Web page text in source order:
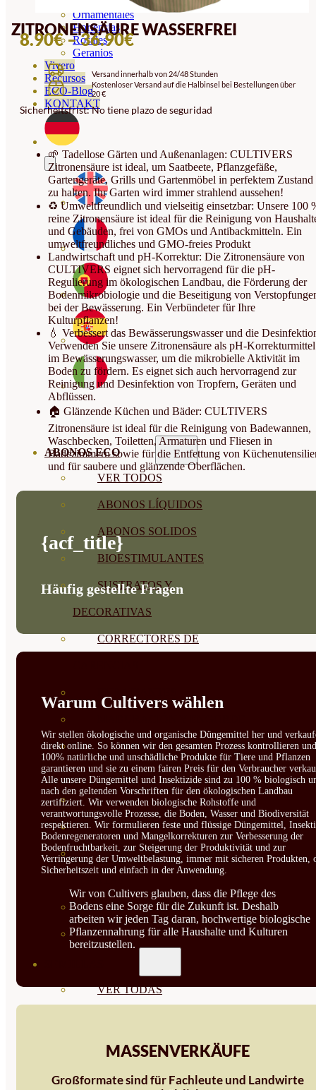
Ornamentales
Hortensias
Rosales
Geranios
Vivero
Recursos
ECO-Blog
KONTAKT
ABONOS ECO
VER TODOS
ABONOS LÍQUIDOS
ABONOS SOLIDOS
BIOESTIMULANTES
SUSTRATOS Y
DECORATIVAS
CORRECTORES DE
REGENERADORES DEL
SUELO
ÁCIDOS HÚMICOS
MATERIAS PRIMAS
PROTECCIÓN CULTIVOS Y
PLANTAS INTERIOR
GROWPUNCH
VER TODAS
HORTALIZA FRUTO
ZITRONENSÄURE WASSERFREI
8.90€–36.90€PREISSPANNE:
BIS
Versand innerhalb von 24/48 Stunden
Kostenloser Versand auf die Halbinsel bei Bestellungen über
20 €
Sicherheitsfrist: No tiene plazo de seguridad
🌱 Tadellose Gärten und Außenanlagen: CULTIVERS
Zitronensäure ist ideal, um Saatbeete, Pflanzgefäße,
Gartengeräte, Grills und Gartenmöbel in perfektem Zustand
zu halten. Ihr Garten wird immer strahlend aussehen!
♻️ Umweltfreundlich und vielseitig einsetzbar: Unsere 100
reine Zitronensäure ist ideal für die Reinigung von
und Gebäuden, frei von GMOs und Antibackmitteln. Ein
umweltfreundliches und GMO-freies Produkt
Landwirtschaft und pH-Korrektur: Die Zitronensäure von
CULTIVERS eignet sich hervorragend für die pH-
Regulierung im ökologischen Landbau, die Förderung der
Bodenmikrobiologie und die Beseitigung von
bei der Bewässerung. Ein Verbündeter für Ihre
Kulturpflanzen!
💧 Verbessert das Bewässerungswasser und die
Verwenden Sie unsere Zitronensäure als pH-Korrekturmittel
im Bewässerungswasser, um die mikrobielle Aktivität im
Boden zu fördern. Es eignet sich auch hervorragend zur
Reinigung und Desinfektion von Tropfern, Geräten und
Abflüssen.
🏠 Glänzende Küchen und Bäder: CULTIVERS
Zitronensäure ist ideal für die Reinigung von Badewannen,
Waschbecken, Toiletten, Armaturen und Fliesen in
Badezimmern sowie für die Entfettung von
und für saubere und glänzende Oberflächen.
{acf_title}
Häufig gestellte Fragen
Warum Cultivers wählen
Wir stellen ökologische und organische Düngemittel her und
direkt online. So können wir den gesamten Prozess kontrollieren und
100% natürliche und unschädliche Produkte für Tiere und Pflanzen
garantieren und sie zu einem fairen Preis für den Verbraucher
Alle unsere Düngemittel und Insektizide sind zu 100 % biologisch
nach den geltenden Vorschriften für den ökologischen Landbau
zertifiziert. Wir verwenden biologische Rohstoffe und
verantwortungsvolle Prozesse, die Boden, Wasser und Biodiversität
respektieren. Wir formulieren feste und flüssige Düngemittel,
Bodenregeneratoren und Mangelkorrekturen zur Verbesserung der
Bodenfruchtbarkeit, zur Steigerung der Produktivität und zur
Verringerung der Umweltbelastung, immer mit sicheren Produkten,
Sicherheitszeit und einfach in der Anwendung.
Wir von Cultivers glauben, dass die Pflege des
Bodens eine Sorge für die Zukunft ist. Deshalb
arbeiten wir jeden Tag daran, hochwertige biologische
Pflanzennahrung für alle Haushalte und Kulturen
bereitzustellen.
MASSENVERKÄUFE
Großformate sind für Fachleute und Landwirte